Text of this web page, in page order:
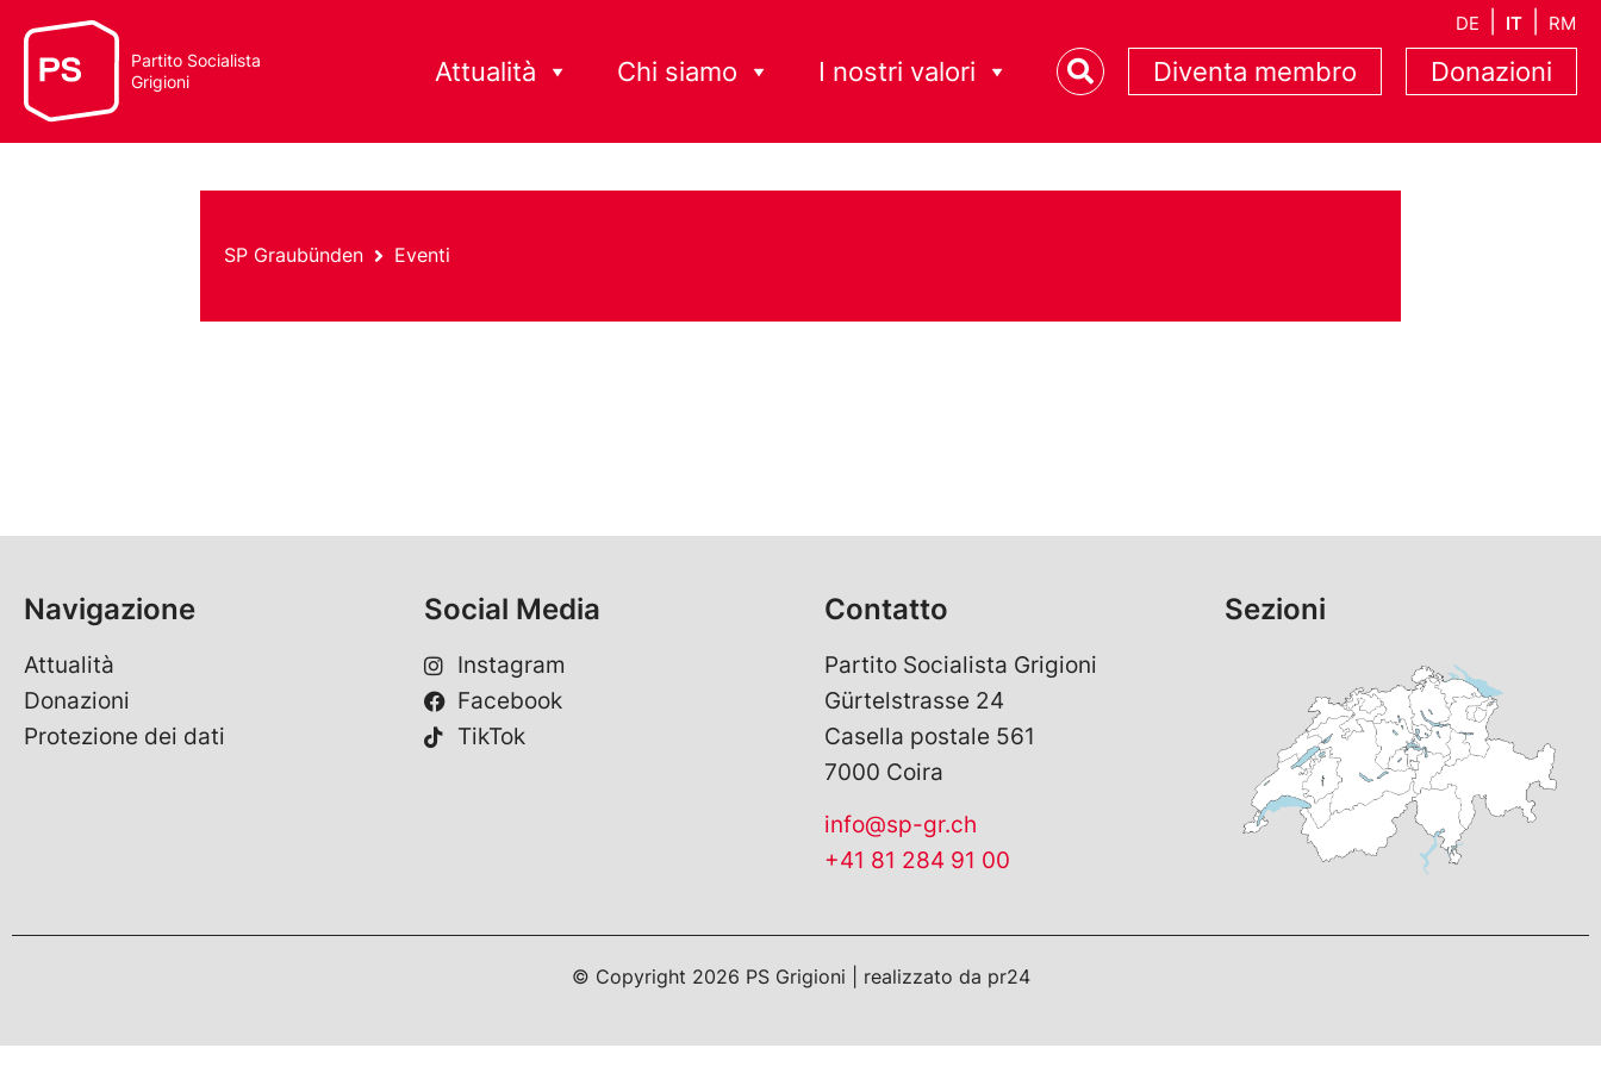
DE IT RM
Partito Socialista
Grigioni
Attualità Chi siamo I nostri valori Diventa membro Donazioni
SP Graubünden Eventi
Navigazione
Attualità
Donazioni
Protezione dei dati
Social Media
Instagram
Facebook
TikTok
Contatto
Partito Socialista Grigioni
Gürtelstrasse 24
Casella postale 561
7000 Coira
info@sp-gr.ch
+41 81 284 91 00
Sezioni
© Copyright 2026 PS Grigioni | realizzato da pr24